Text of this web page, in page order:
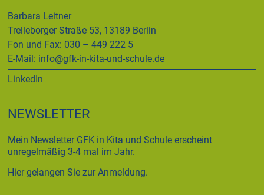
Barbara Leitner
Trelleborger Straße 53, 13189 Berlin
Fon und Fax: 030 – 449 222 5
E-Mail: info@gfk-in-kita-und-schule.de
LinkedIn
NEWSLETTER
Mein Newsletter GFK in Kita und Schule erscheint
unregelmäßig 3-4 mal im Jahr.
Hier gelangen Sie zur Anmeldung.